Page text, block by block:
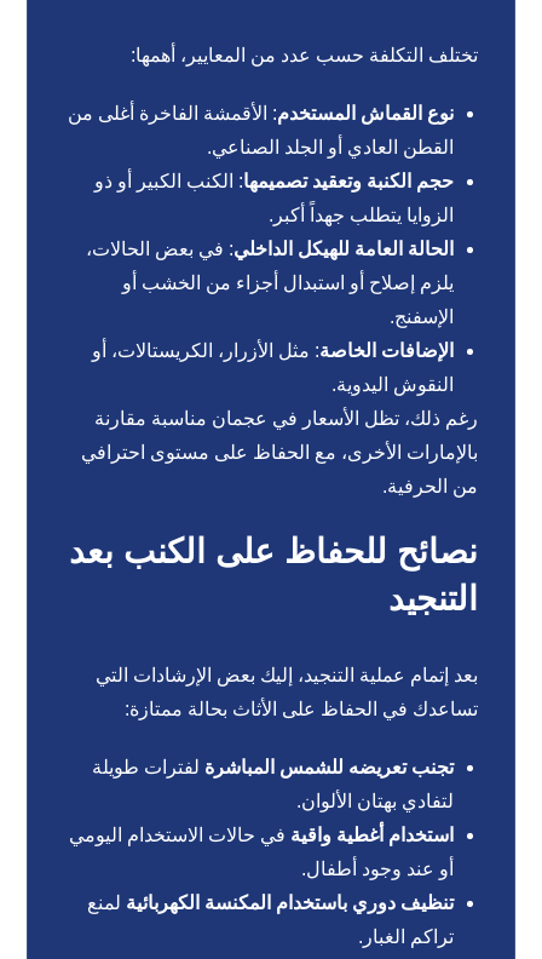
تختلف التكلفة حسب عدد من المعايير، أهمها:
نوع القماش المستخدم: الأقمشة الفاخرة أغلى من
القطن العادي أو الجلد الصناعي.
حجم الكنبة وتعقيد تصميمها: الكنب الكبير أو ذو
الزوايا يتطلب جهداً أكبر.
الحالة العامة للهيكل الداخلي: في بعض الحالات،
يلزم إصلاح أو استبدال أجزاء من الخشب أو
الإسفنج.
الإضافات الخاصة: مثل الأزرار، الكريستالات، أو
النقوش اليدوية.
رغم ذلك، تظل الأسعار في عجمان مناسبة مقارنة
بالإمارات الأخرى، مع الحفاظ على مستوى احترافي
من الحرفية.
نصائح للحفاظ على الكنب بعد
التنجيد
بعد إتمام عملية التنجيد، إليك بعض الإرشادات التي
تساعدك في الحفاظ على الأثاث بحالة ممتازة:
تجنب تعريضه للشمس المباشرة لفترات طويلة
لتفادي بهتان الألوان.
استخدام أغطية واقية في حالات الاستخدام اليومي
أو عند وجود أطفال.
تنظيف دوري باستخدام المكنسة الكهربائية لمنع
تراكم الغبار.